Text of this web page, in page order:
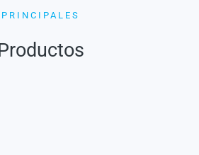
PRINCIPALES